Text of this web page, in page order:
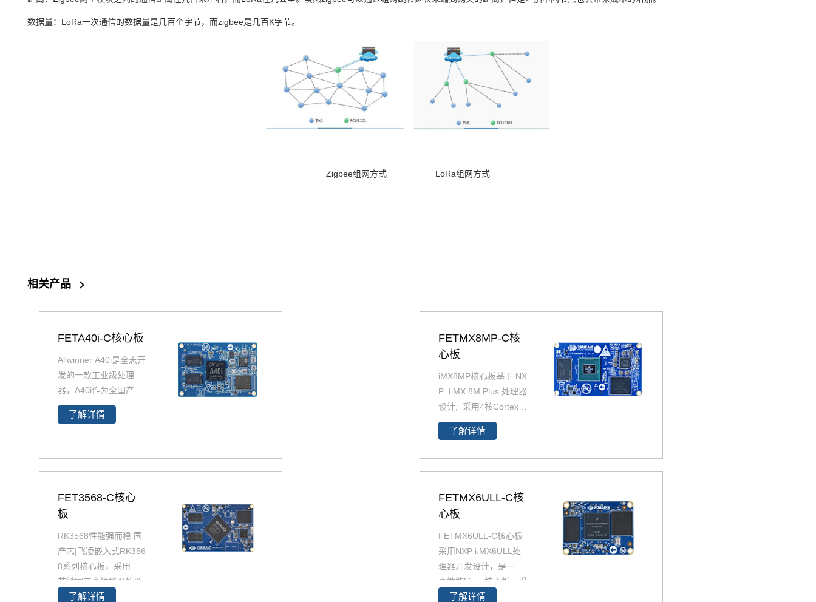
数据量： LoRa一次通信的数据量是几百个字节，而zigbee是几百K字节。
Zigbee组网方式 LoRa组网方式
相关产品 >
FETA40i-C核心板
Allwinner A40i是全志开
发的一款工业级处理
器，A40i作为全国产工
业级芯片中的佼佼者，
采用更低功耗的4核AR
深度研究全志A40i芯片
参数、原理图、datash
A40i核心板为主的一系
列全国产工业级嵌入式
计算机板卡，并提供了
用于评估的A40i工控
了解详情
FETMX8MP-C核
心板
iMX8MP核心板基于 NX
P i.MX 8M Plus 处理器
设计, 采用4核Cortex-A
53 和 Cortex-M7架
构。支持双千兆网口，i
更低≤2W 。iMX 8M Pl
us系列专注于机器学习
及具有高可靠性的工业
自动化。它旨在满足智
慧家庭、楼宇、城市和
工业4.0应用的需求。飞
了解详情
FET3568-C核心
板
RK3568性能强而稳 国
产芯|飞凌嵌入式RK356
8系列核心板，采用瑞
芯微国产高性能AI处理
器RK3568设计生产，R
了解详情
FETMX6ULL-C核
心板
FETMX6ULL-C核心板
采用NXP i.MX6ULL处
理器开发设计，是一款
高性能Linux核心板，采
用低功耗的ARM Corte
了解详情